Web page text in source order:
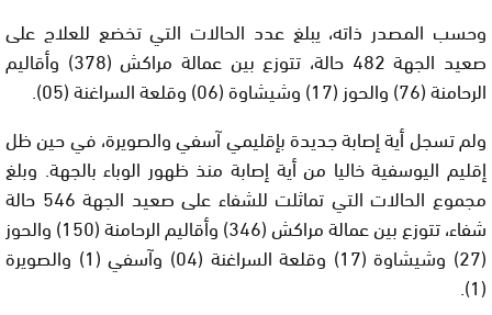
وحسب المصدر ذاته، يبلغ عدد الحالات التي تخضع للعلاج على
صعيد الجهة 482 حالة، تتوزع بين عمالة مراكش (378) وأقاليم
الرحامنة (76) والحوز (17) وشيشاوة (06) وقلعة السراغنة (05).
ولم تسجل أية إصابة جديدة بإقليمي آسفي والصويرة، في حين ظل
إقليم اليوسفية خاليا من أية إصابة منذ ظهور الوباء بالجهة. وبلغ
مجموع الحالات التي تماثلت للشفاء على صعيد الجهة 546 حالة
شفاء، تتوزع بين عمالة مراكش (346) وأقاليم الرحامنة (150) والحوز
(27) وشيشاوة (17) وقلعة السراغنة (04) وآسفي (1) والصويرة
(1).